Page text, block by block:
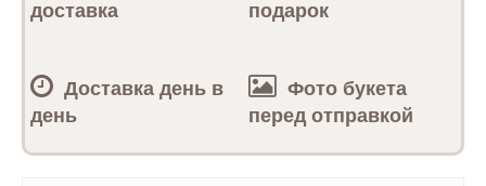
доставка
подарок
Доставка день в
день
Фото букета
перед отправкой